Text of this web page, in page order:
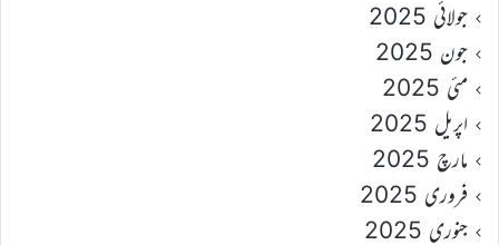
جولائی 2025
جون 2025
مئی 2025
اپریل 2025
مارچ 2025
فروری 2025
جنوری 2025